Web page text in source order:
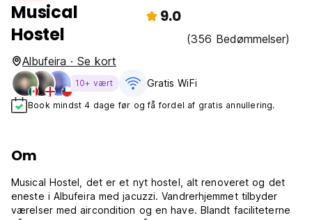
Musical
Hostel
9.0
(356 Bedømmelser)
Albufeira · Se kort
10+ vært Gratis WiFi
Book mindst 4 dage før og få fordel af gratis annullering.
Om
Musical Hostel, det er et nyt hostel, alt renoveret og det
eneste i Albufeira med jacuzzi. Vandrerhjemmet tilbyder
værelser med aircondition og en have. Blandt faciliteterne